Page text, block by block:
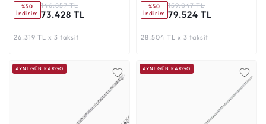
%50
İndirim
146.857 TL
73.428 TL
26.319 TL x 3 taksit
%50
İndirim
159.047 TL
79.524 TL
28.504 TL x 3 taksit
AYNI GÜN KARGO AYNI GÜN KARGO